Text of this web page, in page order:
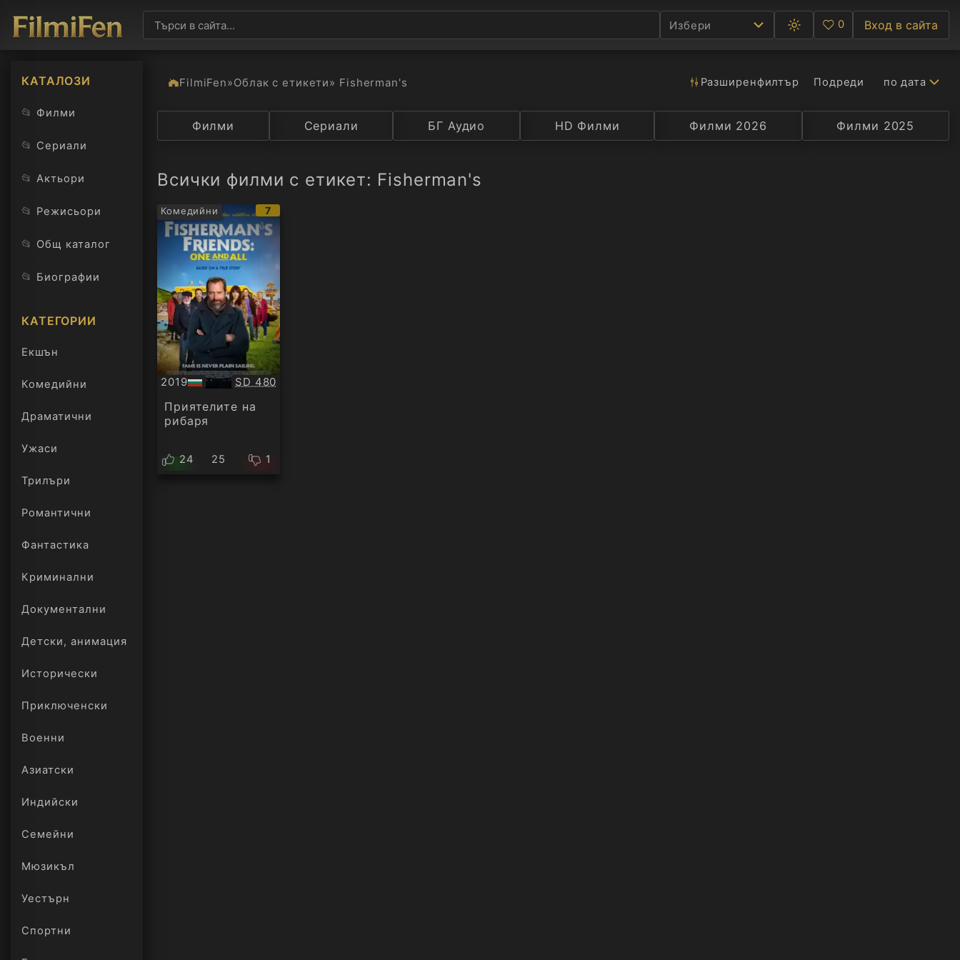
Избери
Превключване
между
светла
Любими
0 Вход в сайта
КАТАЛОЗИ
📂 Филми
📂 Сериали
📂 Актьори
📂 Режисьори
📂 Общ каталог
📂 Биографии
КАТЕГОРИИ
Екшън
Комедийни
Драматични
Ужаси
Трилъри
онлайн
Романтични
Фантастика
Криминални
Документални
Детски, анимация
Исторически
Приключенски
Военни
Азиатски
Индийски
Семейни
Мюзикъл
Уестърн
Спортни
FilmiFen»Облак с етикети» Fisherman's Разширенфилтър Подреди по дата
Категория Държава Рейтинг Селекция Превод Актьор
Филми Сериали БГ Аудио HD Филми Филми 2026 Филми 2025
Всички филми с етикет: Fisherman's
Комедийни
IMDb
рейтинг:
7
2019
БГ
аудио
Качество:
SD 480
Приятелите на
рибаря
24 25 1